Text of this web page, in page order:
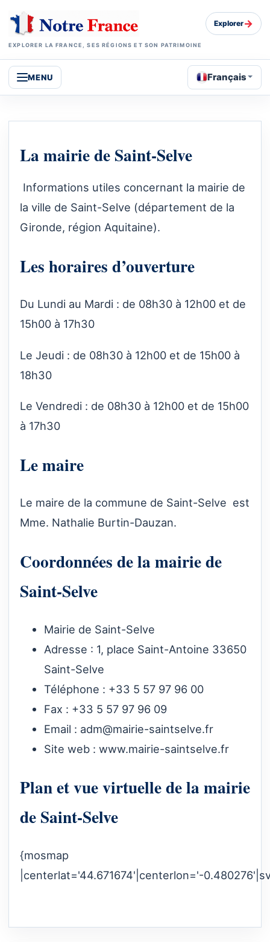
EXPLORER LA FRANCE, SES RÉGIONS ET SON PATRIMOINE
Explorer→
MENU Français
La mairie de Saint-Selve
Informations utiles concernant la mairie de
la ville de Saint-Selve (département de la
Gironde, région Aquitaine).
Les horaires d’ouverture
Du Lundi au Mardi : de 08h30 à 12h00 et de
15h00 à 17h30
Le Jeudi : de 08h30 à 12h00 et de 15h00 à
18h30
Le Vendredi : de 08h30 à 12h00 et de 15h00
à 17h30
Le maire
Le maire de la commune de Saint-Selve est
Mme. Nathalie Burtin-Dauzan.
Coordonnées de la mairie de
Saint-Selve
Mairie de Saint-Selve
Adresse : 1, place Saint-Antoine 33650
Saint-Selve
Téléphone : +33 5 57 97 96 00
Fax : +33 5 57 97 96 09
Email : adm@mairie-saintselve.fr
Site web : www.mairie-saintselve.fr
Plan et vue virtuelle de la mairie
de Saint-Selve
{mosmap
|centerlat='44.671674'|centerlon='-